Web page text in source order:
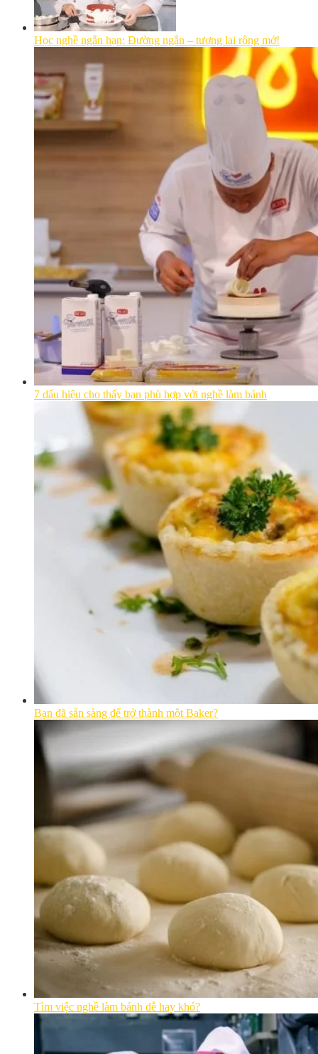
Học nghề ngắn hạn: Đường ngắn – tương lai rộng mở!
7 dấu hiệu cho thấy bạn phù hợp với nghề làm bánh
Bạn đã sẵn sàng để trở thành một Baker?
Tìm việc nghề làm bánh dễ hay khó?